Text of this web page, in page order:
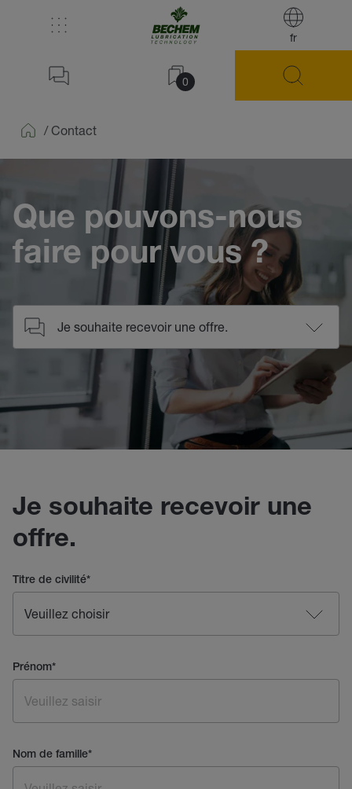
fr
0
/ Contact
Que pouvons-nous
faire pour vous ?
Je souhaite recevoir une
offre.
Titre de civilité*
Prénom*
Nom de famille*